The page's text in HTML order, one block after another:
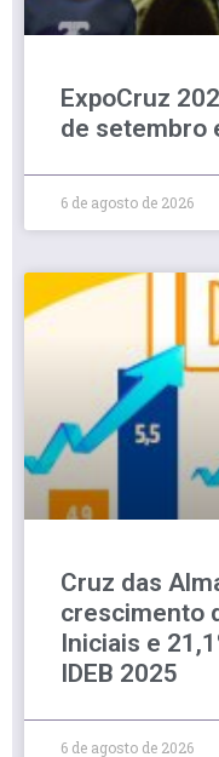
ExpoCruz
de setembro
6 de agosto de 2026
Cruz das
crescimento
Iniciais e
IDEB 2025
6 de agosto de 2026